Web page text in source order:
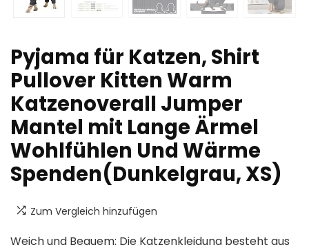
Pyjama für Katzen, Shirt
Pullover Kitten Warm
Katzenoverall Jumper
Mantel mit Lange Ärmel
Wohlfühlen Und Wärme
Spenden(Dunkelgrau, XS)
Zum Vergleich hinzufügen
Weich und Bequem: Die Katzenkleidung besteht aus